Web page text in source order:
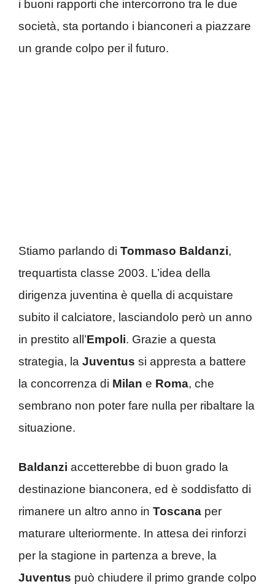
i buoni rapporti che intercorrono tra le due
società, sta portando i bianconeri a piazzare
un grande colpo per il futuro.
Stiamo parlando di Tommaso Baldanzi,
trequartista classe 2003. L’idea della
dirigenza juventina è quella di acquistare
subito il calciatore, lasciandolo però un anno
in prestito all’Empoli. Grazie a questa
strategia, la Juventus si appresta a battere
la concorrenza di Milan e Roma, che
sembrano non poter fare nulla per ribaltare la
situazione.
Baldanzi accetterebbe di buon grado la
destinazione bianconera, ed è soddisfatto di
rimanere un altro anno in Toscana per
maturare ulteriormente. In attesa dei rinforzi
per la stagione in partenza a breve, la
Juventus può chiudere il primo grande colpo